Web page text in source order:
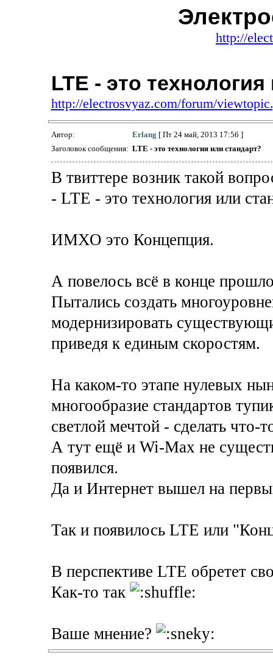
http://
LTE - это
http://electrosvyaz.com/forum/
Автор: Erlang [ Пт 24 май, 2013 17:56 ]
Заголовок сообщения: LTE - это технология или стандарт?
В твиттере возник такой
- LTE - это технология или
ИМХО это Концепция.
А повелось всё в конце
Пытались создать
модернизировать
приведя к единым скоростям.
На каком-то этапе нулевых
многообразие стандартов
светлой мечтой - сделать что-
А тут ещё и Wi-Max не
появился.
Да и Интернет вышел на
Так и появилось LTE или
В перспективе LTE обретет
Как-то так
Ваше мнение?